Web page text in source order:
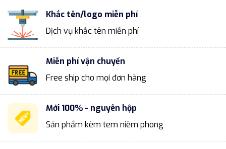
Khắc tên/logo miễn phí
Dịch vụ khắc tên miễn phí
Miễn phí vận chuyển
Free ship cho mọi đơn hàng
Mới 100% - nguyên hộp
Sản phẩm kèm tem niêm phong